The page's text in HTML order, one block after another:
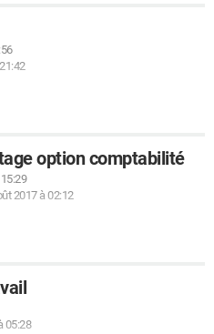
option comptabilité
2017 à 02:12
05:28